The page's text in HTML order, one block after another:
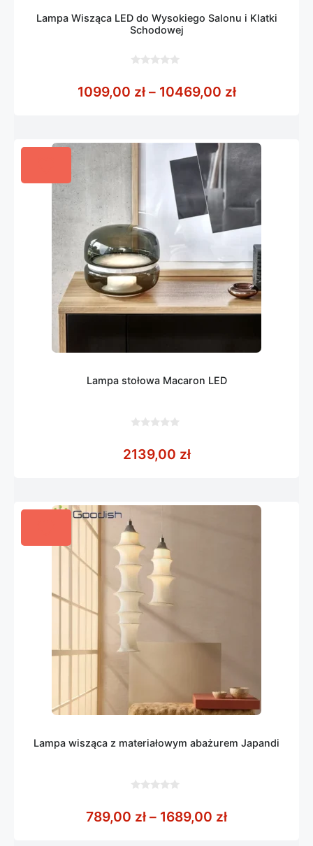
Lampa Wisząca LED do Wysokiego Salonu i Klatki
Schodowej
5
1099,00 zł – 10469,00 złZakres
Lampa stołowa Macaron LED
5
2139,00 zł
Lampa wisząca z materiałowym abażurem Japandi
5
789,00 zł – 1689,00 złZakres cen: